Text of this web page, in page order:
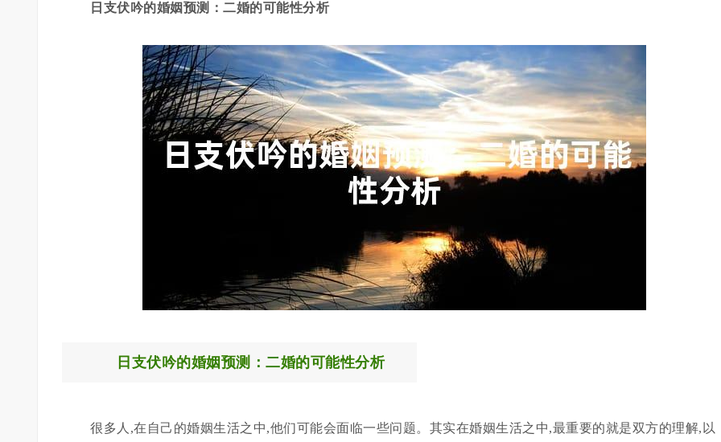
日支伏吟的婚姻预测：二婚的可能性分析
日支伏吟的婚姻预测：二婚的可能性分析
很多人,在自己的婚姻生活之中,他们可能会面临一些问题。其实在婚姻生活之中,最重要的就是双方的理解,以